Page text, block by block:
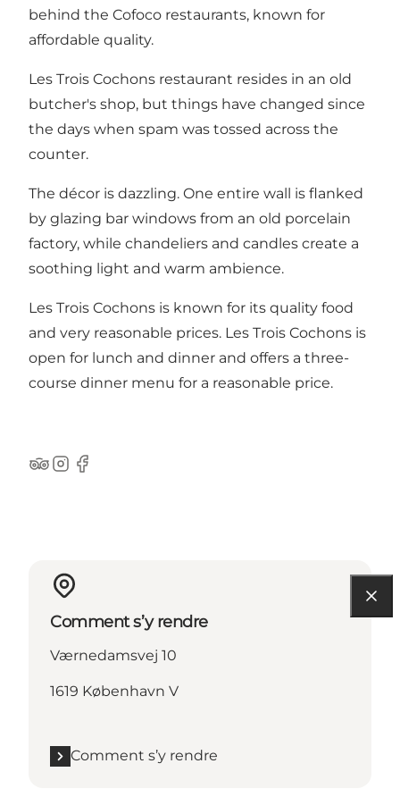
behind the Cofoco restaurants, known for
affordable quality.
Les Trois Cochons restaurant resides in an old
butcher's shop, but things have changed since
the days when spam was tossed across the
counter.
The décor is dazzling. One entire wall is flanked
by glazing bar windows from an old porcelain
factory, while chandeliers and candles create a
soothing light and warm ambience.
Les Trois Cochons is known for its quality food
and very reasonable prices. Les Trois Cochons is
open for lunch and dinner and offers a three-
course dinner menu for a reasonable price.
Tripadvisor
Instagram
Facebook
Comment s’y rendre
Værnedamsvej 10
1619 København V
Comment s’y rendre